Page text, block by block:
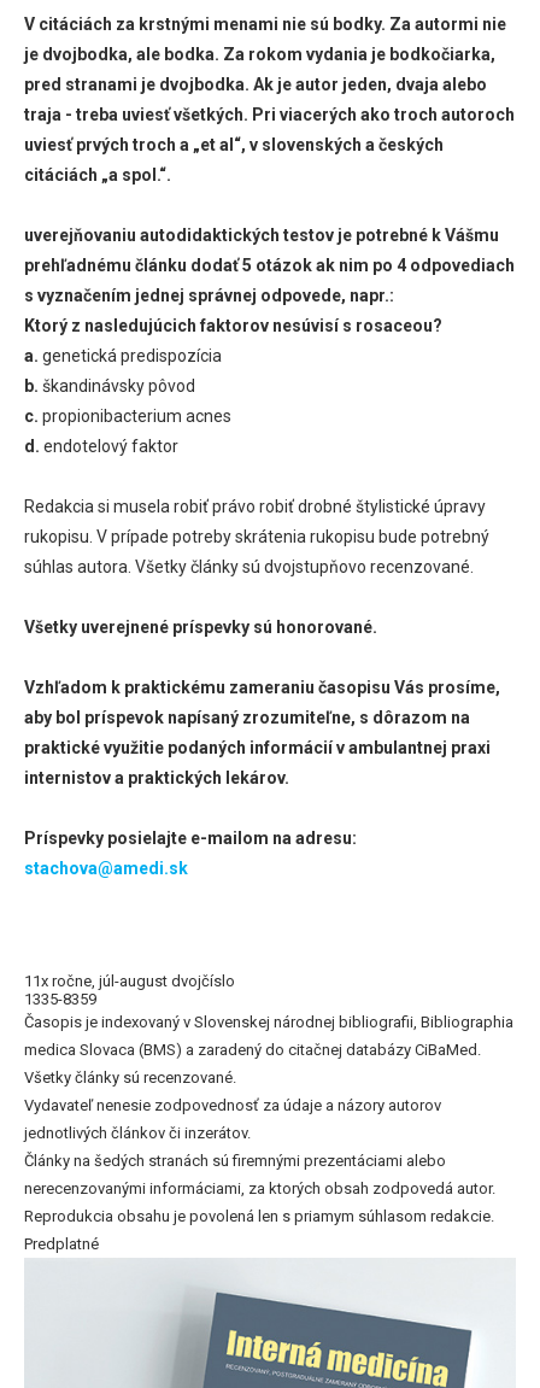
V citáciách za krstnými menami nie sú bodky. Za autormi nie
je dvojbodka, ale bodka. Za rokom vydania je bodkočiarka,
pred stranami je dvojbodka. Ak je autor jeden, dvaja alebo
traja - treba uviesť všetkých. Pri viacerých ako troch autoroch
uviesť prvých troch a „et al“, v slovenských a českých
citáciách „a spol.“.
uverejňovaniu autodidaktických testov je potrebné k Vášmu
prehľadnému článku dodať 5 otázok ak nim po 4 odpovediach
s vyznačením jednej správnej odpovede, napr.:
Ktorý z nasledujúcich faktorov nesúvisí s rosaceou?
a. genetická predispozícia
b. škandinávsky pôvod
c. propionibacterium acnes
d. endotelový faktor
Redakcia si musela robiť právo robiť drobné štylistické úpravy
rukopisu. V prípade potreby skrátenia rukopisu bude potrebný
súhlas autora. Všetky články sú dvojstupňovo recenzované.
Všetky uverejnené príspevky sú honorované.
Vzhľadom k praktickému zameraniu časopisu Vás prosíme,
aby bol príspevok napísaný zrozumiteľne, s dôrazom na
praktické využitie podaných informácií v ambulantnej praxi
internistov a praktických lekárov.
Príspevky posielajte e-mailom na adresu:
stachova@amedi.sk
11x ročne, júl-august dvojčíslo
1335-8359
Časopis je indexovaný v Slovenskej národnej bibliografii, Bibliographia
medica Slovaca (BMS) a zaradený do citačnej databázy CiBaMed.
Všetky články sú recenzované.
Vydavateľ nenesie zodpovednosť za údaje a názory autorov
jednotlivých článkov či inzerátov.
Články na šedých stranách sú firemnými prezentáciami alebo
nerecenzovanými informáciami, za ktorých obsah zodpovedá autor.
Reprodukcia obsahu je povolená len s priamym súhlasom redakcie.
Predplatné